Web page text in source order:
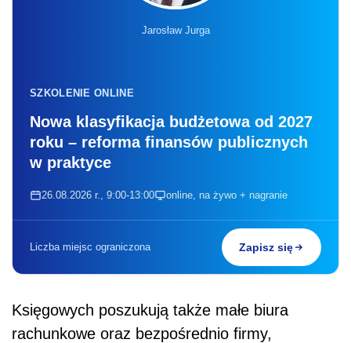
Jarosław Jurga
SZKOLENIE ONLINE
Nowa klasyfikacja budżetowa od 2027
roku – reforma finansów publicznych
w praktyce
26.08.2026 r., 9:00-13:00 online, na żywo + nagranie
Liczba miejsc ograniczona Zapisz się
Księgowych poszukują także małe biura
rachunkowe oraz bezpośrednio firmy,